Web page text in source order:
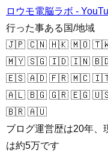
ロウモ電脳ラボ -
行った事ある国/地域
🇯🇵 🇨🇳 🇭🇰 🇲🇴
🇲🇾 🇸🇬 🇮🇩 🇮🇳
🇪🇸 🇦🇩 🇫🇷 🇲🇨
🇦🇱 🇧🇬 🇬🇷 🇪🇬
🇧🇷 🇦🇺
ブログ運営歴は20年、
は約5万です